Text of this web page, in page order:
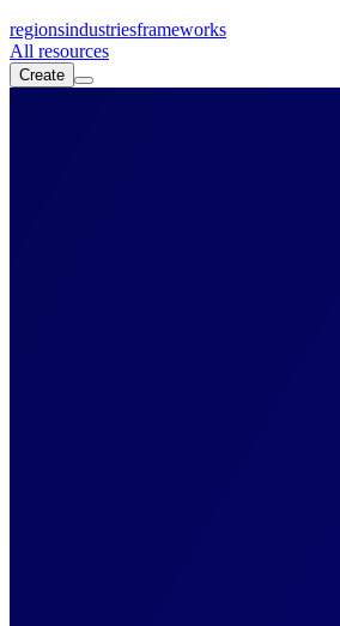
regionsindustriesframeworks
All resources
Create